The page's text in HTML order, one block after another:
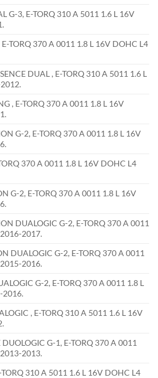
G-3, E-TORQ 310 A 5011 1.6 L 16V
E-TORQ 370 A 0011 1.8 L 16V DOHC L4
DUAL , E-TORQ 310 A 5011 1.6 L
, E-TORQ 370 A 0011 1.8 L 16V
G-2, E-TORQ 370 A 0011 1.8 L 16V
370 A 0011 1.8 L 16V DOHC L4
G-2, E-TORQ 370 A 0011 1.8 L 16V
DUALOGIC G-2, E-TORQ 370 A 0011
2017.
DUALOGIC G-2, E-TORQ 370 A 0011
2016.
G-2, E-TORQ 370 A 0011 1.8 L
2016.
, E-TORQ 310 A 5011 1.6 L 16V
G-1, E-TORQ 370 A 0011
2013.
TORQ 310 A 5011 1.6 L 16V DOHC L4